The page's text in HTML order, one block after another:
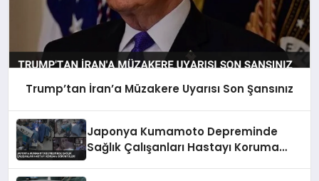
Trump’tan İran’a Müzakere Uyarısı Son Şansınız
Japonya Kumamoto Depreminde
Sağlık Çalışanları Hastayı Koruma